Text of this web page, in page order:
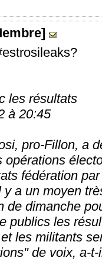
les résultats
à 20:45
pro-Fillon, a
fédération
a un moyen
de dimanche
publics les
les militants
de voix, a-